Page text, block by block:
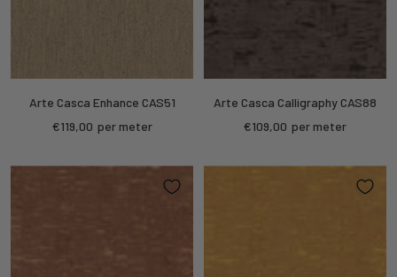
Arte Casca Enhance CAS51
Sale
€119,00 per meter
Arte Casca Calligraphy CAS88
Sale
€109,00 per meter